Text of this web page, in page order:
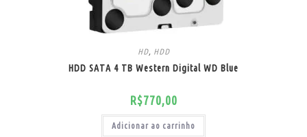
HD, HDD
HDD SATA 4 TB Western Digital WD Blue
R$770,00
Adicionar ao carrinho